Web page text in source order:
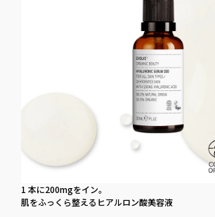
1 本に​200mgを​イン。
肌を​ふっくら整える​ヒアルロン酸美容液